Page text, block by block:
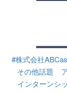
#株式会社
その他話題
インターンシ